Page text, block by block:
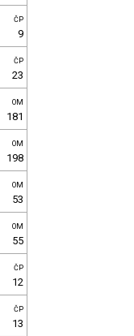
ČP
9
ČP
23
OM
181
OM
198
OM
53
OM
55
ČP
12
ČP
13